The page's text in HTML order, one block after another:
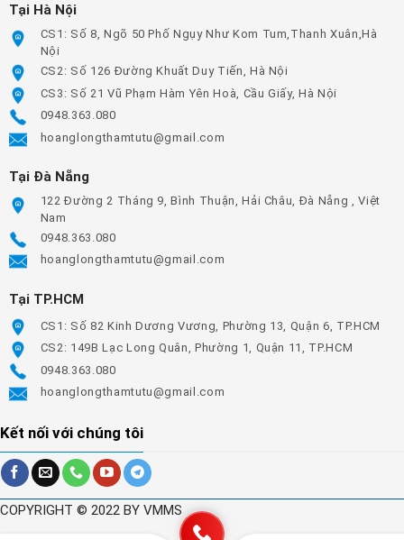
Tại Hà Nội
CS1: Số 8, Ngõ 50 Phố Ngụy Như Kom Tum,Thanh Xuân,Hà
Nội
CS2: Số 126 Đường Khuất Duy Tiến, Hà Nội
CS3: Số 21 Vũ Phạm Hàm Yên Hoà, Cầu Giấy, Hà Nội
0948.363.080
hoanglongthamtutu@gmail.com
Tại Đà Nẵng
122 Đường 2 Tháng 9, Bình Thuận, Hải Châu, Đà Nẵng , Việt
Nam
0948.363.080
hoanglongthamtutu@gmail.com
Tại TP.HCM
CS1: Số 82 Kinh Dương Vương, Phường 13, Quận 6, TP.HCM
CS2: 149B Lạc Long Quân, Phường 1, Quận 11, TP.HCM
0948.363.080
hoanglongthamtutu@gmail.com
Kết nối với chúng tôi
COPYRIGHT © 2022 BY VMMS